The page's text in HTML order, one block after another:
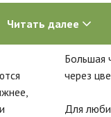
Читать далее
Большая
через
Для